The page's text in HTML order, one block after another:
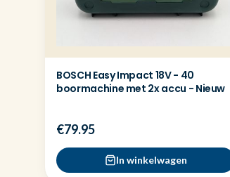
BOSCH Easy Impact 18V - 40
boormachine met 2x accu - Nieuw
€79.95
In winkelwagen